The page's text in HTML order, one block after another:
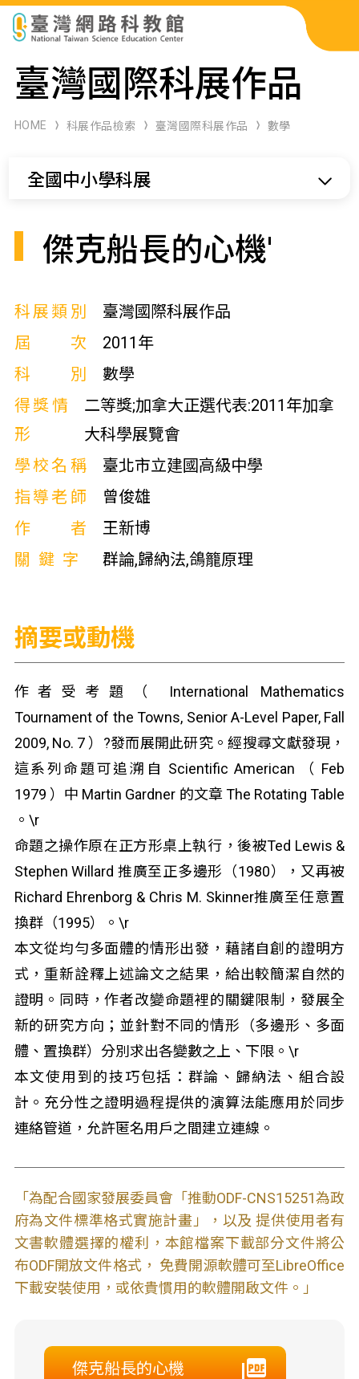
科展作品檢索
科學研習月刊
臺灣國際科展作品
HOME 科展作品檢索 臺灣國際科展作品 數學
全國中小學科展
傑克船長的心機'
科展類別
臺灣國際科展作品
屆次
2011年
科別
數學
得獎情
形
二等獎;加拿大正選代表:2011年加拿
大科學展覽會
學校名稱
臺北市立建國高級中學
指導老師
曾俊雄
作者
王新博
關鍵字
群論,歸納法,鴿籠原理
摘要或動機
作者受考題（ International Mathematics
Tournament of the Towns, Senior A-Level Paper, Fall
2009, No. 7 ）?發而展開此研究。經搜尋文獻發現，
這系列命題可追溯自 Scientific American （ Feb
1979 ）中 Martin Gardner 的文章 The Rotating Table
。\r
命題之操作原在正方形桌上執行，後被Ted Lewis &
Stephen Willard 推廣至正多邊形（1980），又再被
Richard Ehrenborg & Chris M. Skinner推廣至任意置
換群（1995）。\r
本文從均勻多面體的情形出發，藉諸自創的證明方
式，重新詮釋上述論文之結果，給出較簡潔自然的
證明。同時，作者改變命題裡的關鍵限制，發展全
新的研究方向；並針對不同的情形（多邊形、多面
體、置換群）分別求出各變數之上、下限。\r
本文使用到的技巧包括：群論、歸納法、組合設
計。充分性之證明過程提供的演算法能應用於同步
連絡管道，允許匿名用戶之間建立連線。
「為配合國家發展委員會「推動ODF-CNS15251為政
府為文件標準格式實施計畫」，以及 提供使用者有
文書軟體選擇的權利，本館檔案下載部分文件將公
布ODF開放文件格式， 免費開源軟體可至LibreOffice
下載安裝使用，或依貴慣用的軟體開啟文件。」
傑克船長的心機